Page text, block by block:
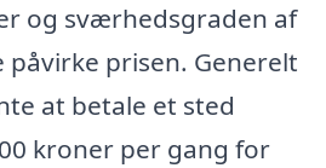
og sværhedsgraden af
påvirke prisen. Generelt
at betale et sted
kroner per gang for